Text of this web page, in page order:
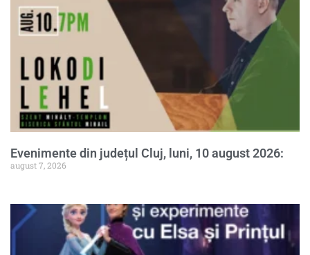
Evenimente din județul Cluj, luni, 10 august 2026:
august 7, 2026